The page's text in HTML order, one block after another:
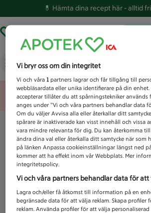
💊 Hämta dina recept här -alltid
Vad letar du efter idag?
Unknown error
Vi bryr oss om din integritet
Vi och våra1 partners lagrar och får tillgång till
webbläsardata eller unika identifierare på din
accepterar tillåter du att spårningstekniker används
anges under ”Vi och våra partners behandlar data
Om du väljer Avvisa alla eller återkallar ditt
spårare är inaktiverade kan visst innehåll och vissa
vara mindre relevanta för dig. Du kan återkomma
ändra dina val eller återkalla ditt samtycke när som
på länken Anpassa cookieinställningar längst ned
kommer att ha effekt inom vår Webbplats. Mer
integritetspolicy.
Vi och våra partners behandlar data för
Lagra och/eller få åtkomst till information på en
begränsade data för att välja reklam. Skapa profiler
reklam. Använda profiler för att välja personaliserad